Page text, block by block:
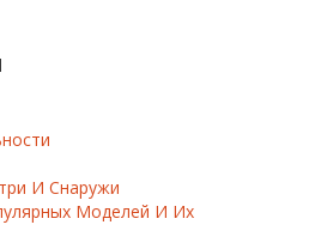
И Снаружи
Моделей И Их